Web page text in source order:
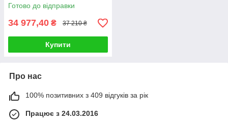
Готово до відправки
34 977,40 ₴ 37 210 ₴
Купити
Про нас
100% позитивних з 409 відгуків за рік
Працює з 24.03.2016